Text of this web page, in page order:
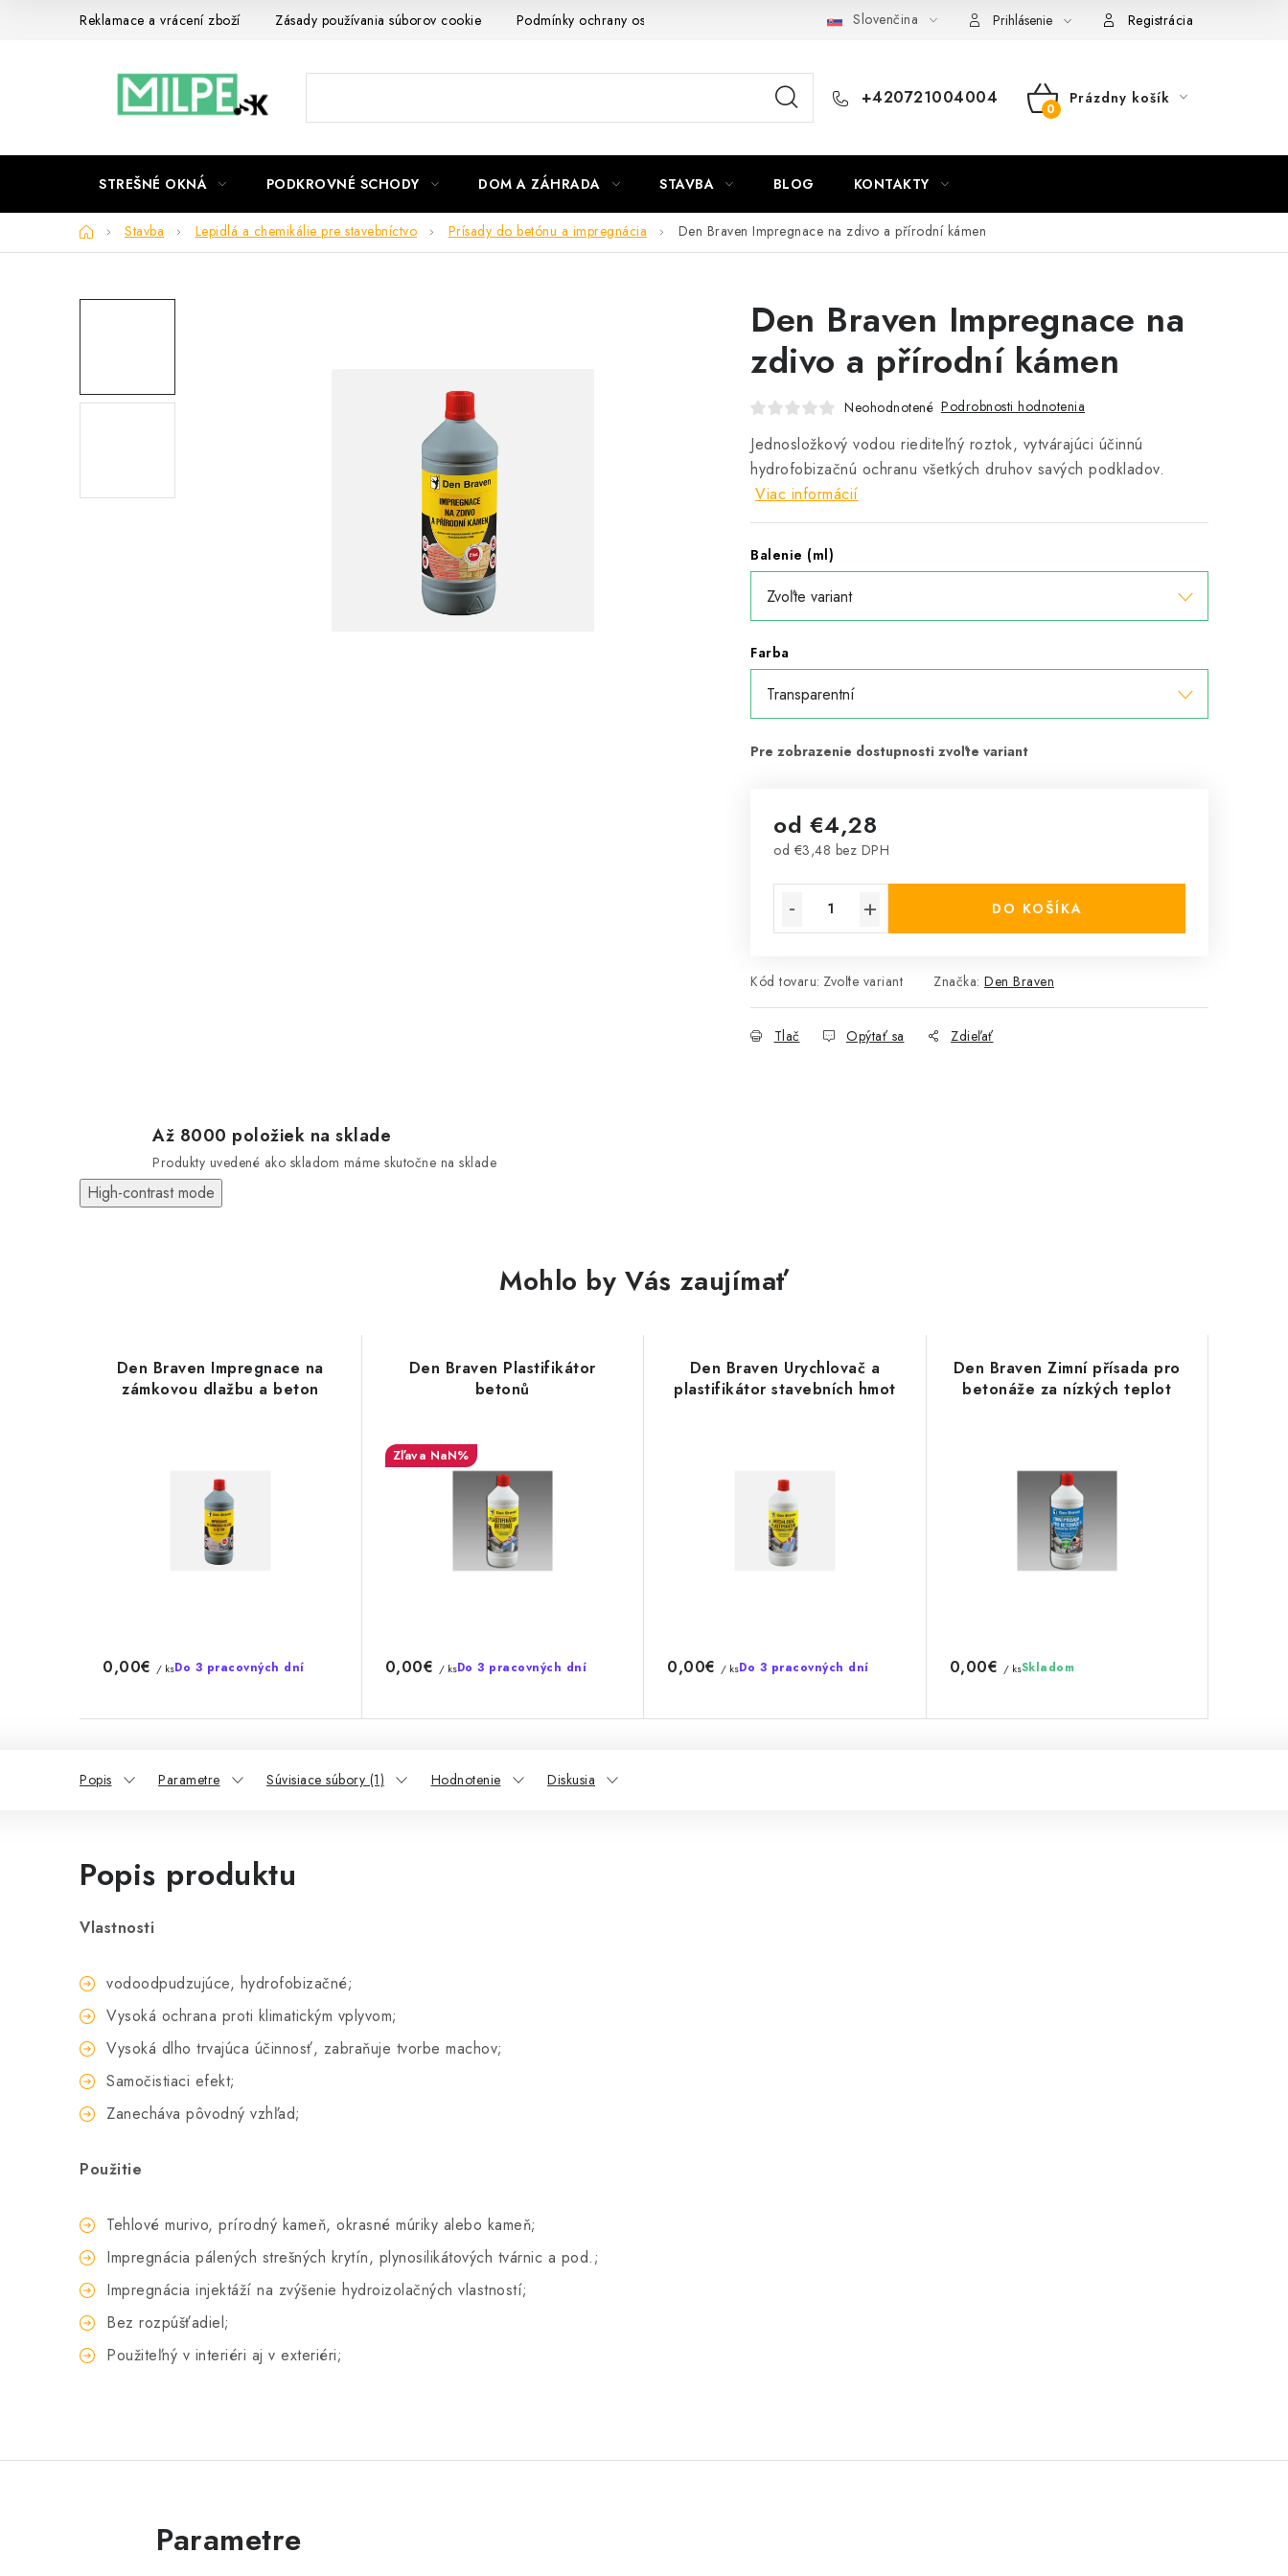
Reklamace a vrácení zboží Zásady používania súborov cookie Podmínky ochrany osobních údajů Obchodní podmínky Mapa webu Milpe.sk
Slovenčina Prihlásenie Registrácia
+420721004004
NÁKUPNÝ
Prázdny košík
STREŠNÉ OKNÁ PODKROVNÉ SCHODY DOM A ZÁHRADA STAVBA BLOG KONTAKTY
DomovStavba Lepidlá a chemikálie pre stavebníctvo Prísady do betónu a impregnácia Den Braven Impregnace na zdivo a přírodní kámen
Den Braven Impregnace na
zdivo a přírodní kámen
Neohodnotené Podrobnosti hodnotenia
Jednosložkový vodou riediteľný roztok, vytvárajúci účinnú
hydrofobizačnú ochranu všetkých druhov savých podkladov.
Viac informácií
Balenie (ml)
Farba
od €4,28
od €3,48 bez DPH
DO KOŠÍKA
Kód tovaru: Zvoľte variant Značka: Den Braven
Tlač Opýtať sa Zdieľať
Až 8000 položiek na sklade
Produkty uvedené ako skladom máme skutočne na sklade
High-contrast mode
Mohlo by Vás zaujímať
Den Braven Impregnace na
zámkovou dlažbu a beton
0,00€ / ksDo 3 pracovných dní
Den Braven Plastifikátor
betonů
NaN%
0,00€ / ksDo 3 pracovných dní
Den Braven Urychlovač a
plastifikátor stavebních hmot
0,00€ / ksDo 3 pracovných dní
Den Braven Zimní přísada pro
betonáže za nízkých teplot
0,00€ / ksSkladom
Popis Parametre Súvisiace súbory (1) Hodnotenie Diskusia
Popis produktu
Vlastnosti
vodoodpudzujúce, hydrofobizačné;
Vysoká ochrana proti klimatickým vplyvom;
Vysoká dlho trvajúca účinnosť, zabraňuje tvorbe machov;
Samočistiaci efekt;
Zanecháva pôvodný vzhľad;
Použitie
Tehlové murivo, prírodný kameň, okrasné múriky alebo kameň;
Impregnácia pálených strešných krytín, plynosilikátových tvárnic a pod.;
Impregnácia injektáží na zvýšenie hydroizolačných vlastností;
Bez rozpúšťadiel;
Použiteľný v interiéri aj v exteriéri;